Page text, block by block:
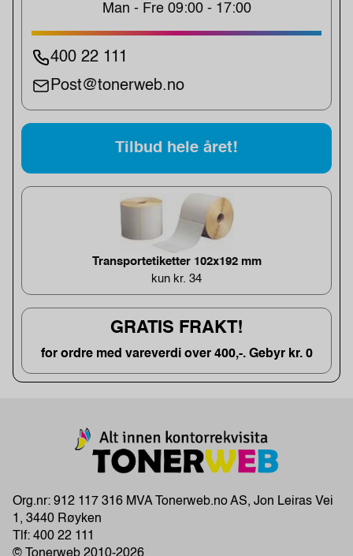
Man - Fre 09:00 - 17:00
400 22 111
Post@tonerweb.no
Tilbud hele året!
Transportetiketter 102x192 mm
kun kr. 34
GRATIS FRAKT!
for ordre med vareverdi over 400,-. Gebyr kr. 0
Org.nr: 912 117 316 MVA Tonerweb.no AS, Jon Leiras Vei
1, 3440 Røyken
Tlf: 400 22 111